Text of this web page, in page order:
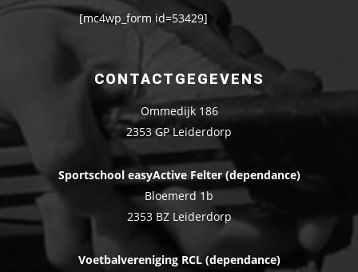
[mc4wp_form id=53429]
CONTACTGEGEVENS
Ommedijk 186
2353 GP Leiderdorp
Sportschool easyActive Felter (dependance)
Bloemerd 1b
2353 BZ Leiderdorp
Voetbalvereniging RCL (dependance)